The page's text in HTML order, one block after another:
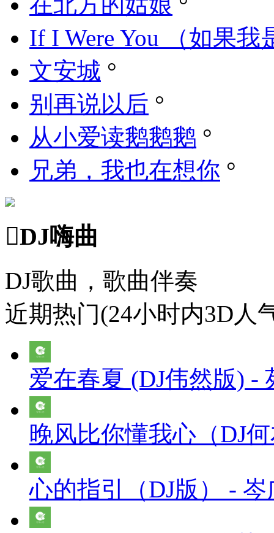
If I Were You （如果我
文安城 °
别再说以后 °
从小爱读鹅鹅鹅 °
兄弟，我也在想你 °
DJ嗨曲
DJ歌曲，歌曲伴奏
近期热门(24小时内3D人
爱在春夏 (DJ伟然版) -
晚风比你懂我心（DJ
心的指引（DJ版） - 岑